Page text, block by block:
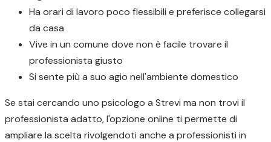
Ha orari di lavoro poco flessibili e preferisce collegarsi
da casa
Vive in un comune dove non è facile trovare il
professionista giusto
Si sente più a suo agio nell'ambiente domestico
Se stai cercando uno psicologo a Strevi ma non trovi il
professionista adatto, l'opzione online ti permette di
ampliare la scelta rivolgendoti anche a professionisti in